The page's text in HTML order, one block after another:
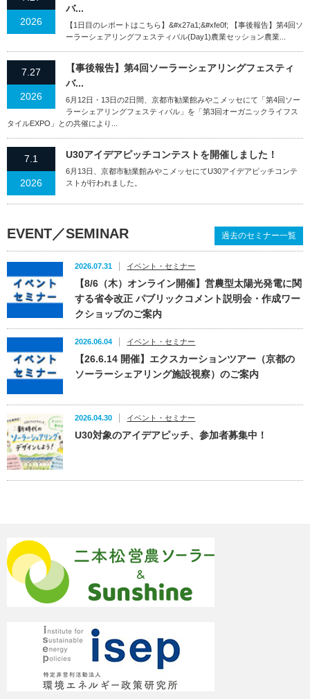
2026
バ...
【1日目のレポートはこちら】&#x27a1;&#xfe0f; 【事後報告】第4回ソ
ーラーシェアリングフェスティバル(Day1)農業セッション農業...
7.27
2026
【事後報告】第4回ソーラーシェアリングフェスティ
バ...
6月12日・13日の2日間、京都市勧業館みやこメッセにて「第4回ソー
ラーシェアリングフェスティバル」を「第3回オーガニックライフス
タイルEXPO」との共催により...
7.1
2026
U30アイデアピッチコンテストを開催しました！
6月13日、京都市勧業館みやこメッセにてU30アイデアピッチコンテ
ストが行われました。
EVENT／SEMINAR
2026.07.31 イベント・セミナー
【8/6（木）オンライン開催】営農型太陽光発電に関
する省令改正 パブリックコメント説明会・作成ワー
クショップのご案内
2026.06.04 イベント・セミナー
【26.6.14 開催】エクスカーションツアー（京都の
ソーラーシェアリング施設視察）のご案内
2026.04.30 イベント・セミナー
U30対象のアイデアピッチ、参加者募集中！
過去のセミナー一覧